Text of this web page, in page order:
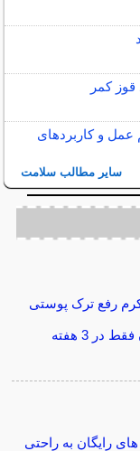
قوز کمر
عمل و کاربردهای
سایر مطالب سلامت
رفع ترک پوستی
در 3 هفته
های رایگان به راحتی